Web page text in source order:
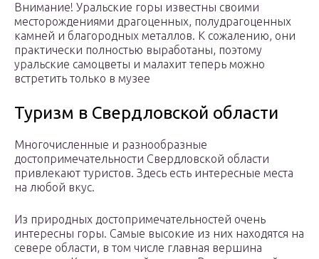
Внимание! Уральские горы известны своими
месторождениями драгоценных, полудрагоценных
камней и благородных металлов. К сожалению, они
практически полностью выработаны, поэтому
уральские самоцветы и малахит теперь можно
встретить только в музее
Туризм в Свердловской области
Многочисленные и разнообразные
достопримечательности Свердловской области
привлекают туристов. Здесь есть интересные места
на любой вкус.
Из природных достопримечательностей очень
интересны горы. Самые высокие из них находятся на
севере области, в том числе главная вершина